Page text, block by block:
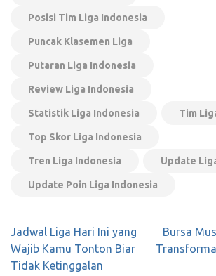
Posisi Tim Liga Indonesia
Puncak Klasemen Liga
Putaran Liga Indonesia
Review Liga Indonesia
Statistik Liga Indonesia Tim
Top Skor Liga Indonesia
Tren Liga Indonesia Update
Update Poin Liga Indonesia
Navigasi
pos
Jadwal Liga Hari Ini yang
Wajib Kamu Tonton Biar
Tidak Ketinggalan
Bursa